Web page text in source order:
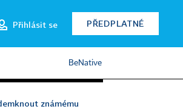
Přihlásit se PŘEDPLATNÉ
BeNative
známému